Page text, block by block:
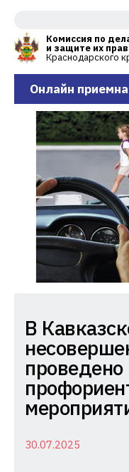
Комиссия по
и защите их
Краснодарского
Онлайн
Комиссия
по
делам
и
защите
их
В
проведено
30.07.2025